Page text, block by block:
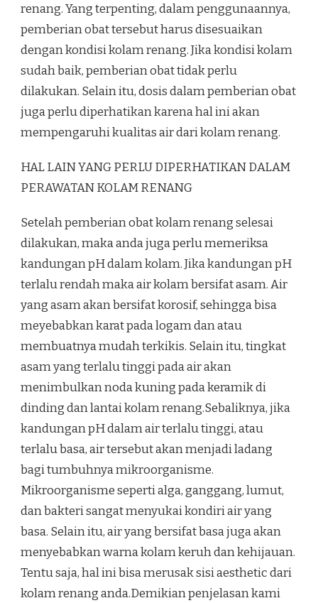
renang. Yang terpenting, dalam penggunaannya,
pemberian obat tersebut harus disesuaikan
dengan kondisi kolam renang. Jika kondisi kolam
sudah baik, pemberian obat tidak perlu
dilakukan. Selain itu, dosis dalam pemberian obat
juga perlu diperhatikan karena hal ini akan
mempengaruhi kualitas air dari kolam renang.
HAL LAIN YANG PERLU DIPERHATIKAN DALAM
PERAWATAN KOLAM RENANG
Setelah pemberian obat kolam renang selesai
dilakukan, maka anda juga perlu memeriksa
kandungan pH dalam kolam. Jika kandungan pH
terlalu rendah maka air kolam bersifat asam. Air
yang asam akan bersifat korosif, sehingga bisa
meyebabkan karat pada logam dan atau
membuatnya mudah terkikis. Selain itu, tingkat
asam yang terlalu tinggi pada air akan
menimbulkan noda kuning pada keramik di
dinding dan lantai kolam renang.Sebaliknya, jika
kandungan pH dalam air terlalu tinggi, atau
terlalu basa, air tersebut akan menjadi ladang
bagi tumbuhnya mikroorganisme.
Mikroorganisme seperti alga, ganggang, lumut,
dan bakteri sangat menyukai kondiri air yang
basa. Selain itu, air yang bersifat basa juga akan
menyebabkan warna kolam keruh dan kehijauan.
Tentu saja, hal ini bisa merusak sisi aesthetic dari
kolam renang anda.Demikian penjelasan kami